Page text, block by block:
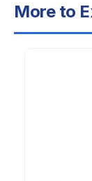
More to